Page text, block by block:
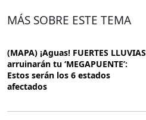
MÁS SOBRE ESTE TEMA
(MAPA) ¡Aguas! FUERTES LLUVIAS
arruinarán tu ‘MEGAPUENTE’:
Estos serán los 6 estados
afectados